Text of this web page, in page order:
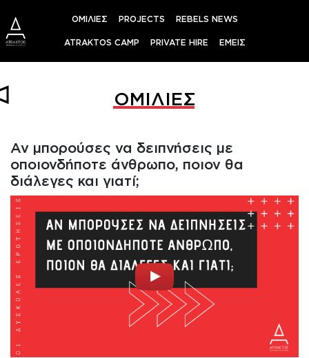
content
ΟΜΙΛΙΕΣ PROJECTS REBELS NEWS
ATRAKTOS CAMP PRIVATE HIRE ΕΜΕΙΣ
ΟΜΙΛΙΕΣ
Αν μπορούσες να δειπνήσεις με
οποιονδήποτε άνθρωπο, ποιον θα
διάλεγες και γιατί;